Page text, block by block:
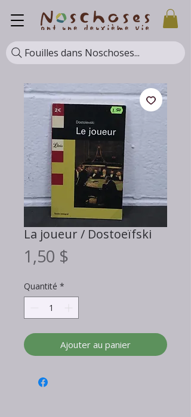
Fouilles dans Noschoses...
La joueur / Dostoeïfski
1,50 $
Quantité *
Ajouter au panier